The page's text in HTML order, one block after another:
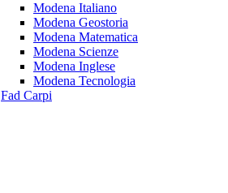
Modena Italiano
Modena Geostoria
Modena Matematica
Modena Scienze
Modena Inglese
Modena Tecnologia
Fad Carpi